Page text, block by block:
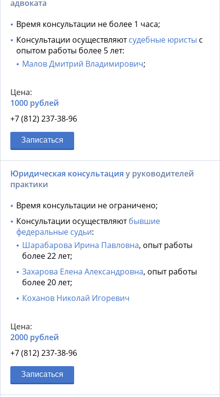
адвоката
Время консультации не более 1 часа;
Консультации осуществляютсудебные юристы с
опытом работы более 5 лет:
Малов Дмитрий Владимирович;
1000 рублей
+7 (812) 237-38-96
Записаться
Юридическая консультация у руководителей
практики
Время консультации не ограничено;
Консультации осуществляютбывшие
федеральные судьи:
Шарабарова Ирина Павловна, опыт работы
более 22 лет;
Захарова Елена Александровна, опыт работы
более 20 лет;
Коханов Николай Игоревич
2000 рублей
+7 (812) 237-38-96
Записаться